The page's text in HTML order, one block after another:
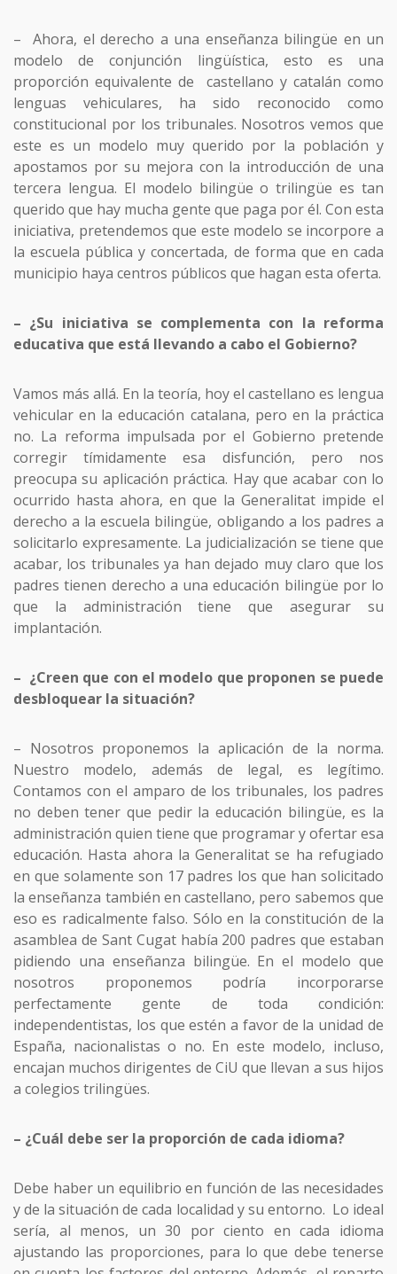
– Ahora, el derecho a una enseñanza bilingüe en un
modelo de conjunción lingüística, esto es una
proporción equivalente de castellano y catalán como
lenguas vehiculares, ha sido reconocido como
constitucional por los tribunales. Nosotros vemos que
este es un modelo muy querido por la población y
apostamos por su mejora con la introducción de una
tercera lengua. El modelo bilingüe o trilingüe es tan
querido que hay mucha gente que paga por él. Con esta
iniciativa, pretendemos que este modelo se incorpore a
la escuela pública y concertada, de forma que en cada
municipio haya centros públicos que hagan esta oferta.
– ¿Su iniciativa se complementa con la reforma
educativa que está llevando a cabo el Gobierno?
Vamos más allá. En la teoría, hoy el castellano es lengua
vehicular en la educación catalana, pero en la práctica
no. La reforma impulsada por el Gobierno pretende
corregir tímidamente esa disfunción, pero nos
preocupa su aplicación práctica. Hay que acabar con lo
ocurrido hasta ahora, en que la Generalitat impide el
derecho a la escuela bilingüe, obligando a los padres a
solicitarlo expresamente. La judicialización se tiene que
acabar, los tribunales ya han dejado muy claro que los
padres tienen derecho a una educación bilingüe por lo
que la administración tiene que asegurar su
implantación.
– ¿Creen que con el modelo que proponen se puede
desbloquear la situación?
– Nosotros proponemos la aplicación de la norma.
Nuestro modelo, además de legal, es legítimo.
Contamos con el amparo de los tribunales, los padres
no deben tener que pedir la educación bilingüe, es la
administración quien tiene que programar y ofertar esa
educación. Hasta ahora la Generalitat se ha refugiado
en que solamente son 17 padres los que han solicitado
la enseñanza también en castellano, pero sabemos que
eso es radicalmente falso. Sólo en la constitución de la
asamblea de Sant Cugat había 200 padres que estaban
pidiendo una enseñanza bilingüe. En el modelo que
nosotros proponemos podría incorporarse
perfectamente gente de toda condición:
independentistas, los que estén a favor de la unidad de
España, nacionalistas o no. En este modelo, incluso,
encajan muchos dirigentes de CiU que llevan a sus hijos
a colegios trilingües.
– ¿Cuál debe ser la proporción de cada idioma?
Debe haber un equilibrio en función de las necesidades
y de la situación de cada localidad y su entorno. Lo ideal
sería, al menos, un 30 por ciento en cada idioma
ajustando las proporciones, para lo que debe tenerse